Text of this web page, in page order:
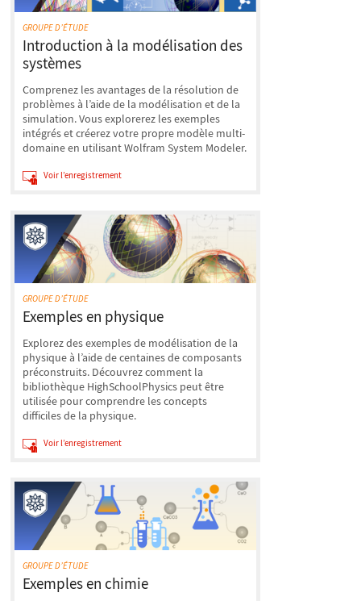
GROUPE D’ÉTUDE
Introduction à la modélisation des
systèmes
Comprenez les avantages de la résolution de
problèmes à l’aide de la modélisation et de la
simulation. Vous explorerez les exemples
intégrés et créerez votre propre modèle multi-
domaine en utilisant Wolfram System Modeler.
Voir l’enregistrement
GROUPE D’ÉTUDE
Exemples en physique
Explorez des exemples de modélisation de la
physique à l’aide de centaines de composants
préconstruits. Découvrez comment la
bibliothèque HighSchoolPhysics peut être
utilisée pour comprendre les concepts
difficiles de la physique.
Voir l’enregistrement
GROUPE D’ÉTUDE
Exemples en chimie